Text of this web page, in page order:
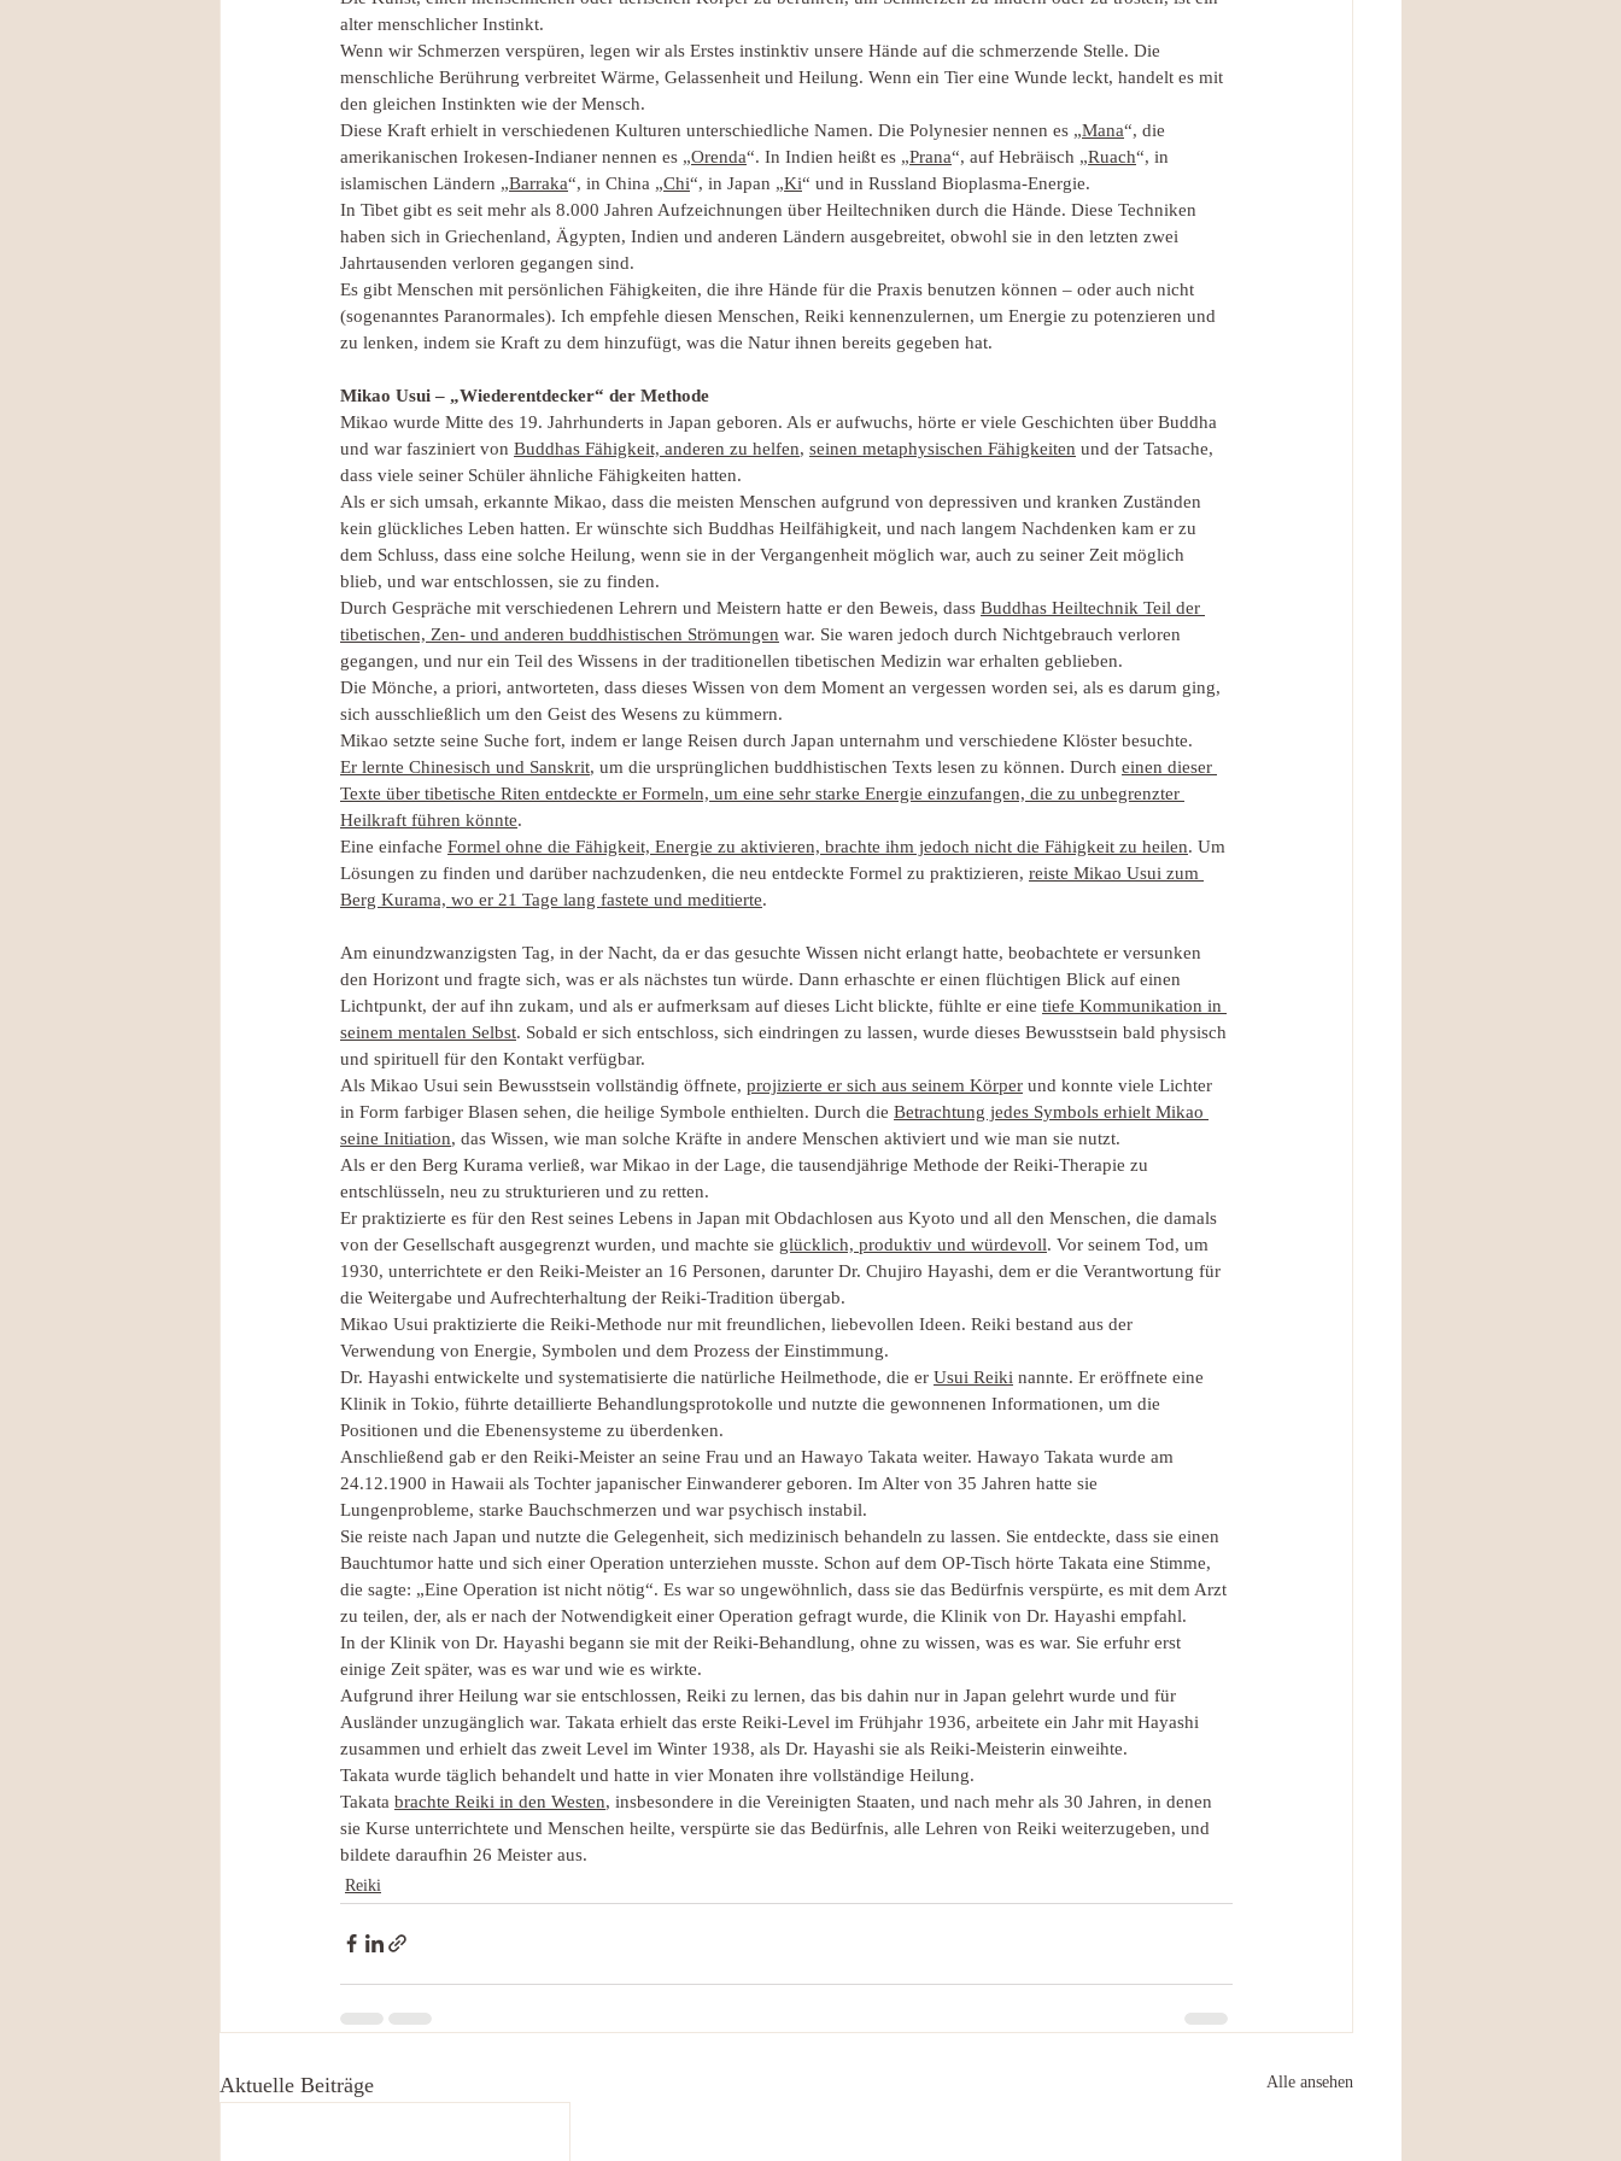
alter menschlicher Instinkt.
Wenn wir Schmerzen verspüren, legen wir als Erstes instinktiv unsere Hände auf die schmerzende Stelle. Die
menschliche Berührung verbreitet Wärme, Gelassenheit und Heilung. Wenn ein Tier eine Wunde leckt, handelt es mit
den gleichen Instinkten wie der Mensch.
Diese Kraft erhielt in verschiedenen Kulturen unterschiedliche Namen. Die Polynesier nennen es „Mana“, die
amerikanischen Irokesen-Indianer nennen es „Orenda“. In Indien heißt es „Prana“, auf Hebräisch „Ruach“, in
islamischen Ländern „Barraka“, in China „Chi“, in Japan „Ki“ und in Russland Bioplasma-Energie.
In Tibet gibt es seit mehr als 8.000 Jahren Aufzeichnungen über Heiltechniken durch die Hände. Diese Techniken
haben sich in Griechenland, Ägypten, Indien und anderen Ländern ausgebreitet, obwohl sie in den letzten zwei
Jahrtausenden verloren gegangen sind.
Es gibt Menschen mit persönlichen Fähigkeiten, die ihre Hände für die Praxis benutzen können – oder auch nicht
(sogenanntes Paranormales). Ich empfehle diesen Menschen, Reiki kennenzulernen, um Energie zu potenzieren und
zu lenken, indem sie Kraft zu dem hinzufügt, was die Natur ihnen bereits gegeben hat.
Mikao Usui – „Wiederentdecker“ der Methode
Mikao wurde Mitte des 19. Jahrhunderts in Japan geboren. Als er aufwuchs, hörte er viele Geschichten über Buddha
und war fasziniert von Buddhas Fähigkeit, anderen zu helfen, seinen metaphysischen Fähigkeiten und der Tatsache,
dass viele seiner Schüler ähnliche Fähigkeiten hatten.
Als er sich umsah, erkannte Mikao, dass die meisten Menschen aufgrund von depressiven und kranken Zuständen
kein glückliches Leben hatten. Er wünschte sich Buddhas Heilfähigkeit, und nach langem Nachdenken kam er zu
dem Schluss, dass eine solche Heilung, wenn sie in der Vergangenheit möglich war, auch zu seiner Zeit möglich
blieb, und war entschlossen, sie zu finden.
Durch Gespräche mit verschiedenen Lehrern und Meistern hatte er den Beweis, dass Buddhas Heiltechnik Teil der
tibetischen, Zen- und anderen buddhistischen Strömungen war. Sie waren jedoch durch Nichtgebrauch verloren
gegangen, und nur ein Teil des Wissens in der traditionellen tibetischen Medizin war erhalten geblieben.
Die Mönche, a priori, antworteten, dass dieses Wissen von dem Moment an vergessen worden sei, als es darum ging,
sich ausschließlich um den Geist des Wesens zu kümmern.
Mikao setzte seine Suche fort, indem er lange Reisen durch Japan unternahm und verschiedene Klöster besuchte.
Er lernte Chinesisch und Sanskrit, um die ursprünglichen buddhistischen Texts lesen zu können. Durch einen dieser
Texte über tibetische Riten entdeckte er Formeln, um eine sehr starke Energie einzufangen, die zu unbegrenzter
Heilkraft führen könnte.
Eine einfache Formel ohne die Fähigkeit, Energie zu aktivieren, brachte ihm jedoch nicht die Fähigkeit zu heilen. Um
Lösungen zu finden und darüber nachzudenken, die neu entdeckte Formel zu praktizieren, reiste Mikao Usui zum
Berg Kurama, wo er 21 Tage lang fastete und meditierte.
Am einundzwanzigsten Tag, in der Nacht, da er das gesuchte Wissen nicht erlangt hatte, beobachtete er versunken
den Horizont und fragte sich, was er als nächstes tun würde. Dann erhaschte er einen flüchtigen Blick auf einen
Lichtpunkt, der auf ihn zukam, und als er aufmerksam auf dieses Licht blickte, fühlte er eine tiefe Kommunikation in
seinem mentalen Selbst. Sobald er sich entschloss, sich eindringen zu lassen, wurde dieses Bewusstsein bald physisch
und spirituell für den Kontakt verfügbar.
Als Mikao Usui sein Bewusstsein vollständig öffnete, projizierte er sich aus seinem Körper und konnte viele Lichter
in Form farbiger Blasen sehen, die heilige Symbole enthielten. Durch die Betrachtung jedes Symbols erhielt Mikao
seine Initiation, das Wissen, wie man solche Kräfte in andere Menschen aktiviert und wie man sie nutzt.
Als er den Berg Kurama verließ, war Mikao in der Lage, die tausendjährige Methode der Reiki-Therapie zu
entschlüsseln, neu zu strukturieren und zu retten.
Er praktizierte es für den Rest seines Lebens in Japan mit Obdachlosen aus Kyoto und all den Menschen, die damals
von der Gesellschaft ausgegrenzt wurden, und machte sie glücklich, produktiv und würdevoll. Vor seinem Tod, um
1930, unterrichtete er den Reiki-Meister an 16 Personen, darunter Dr. Chujiro Hayashi, dem er die Verantwortung für
die Weitergabe und Aufrechterhaltung der Reiki-Tradition übergab.
Mikao Usui praktizierte die Reiki-Methode nur mit freundlichen, liebevollen Ideen. Reiki bestand aus der
Verwendung von Energie, Symbolen und dem Prozess der Einstimmung.
Dr. Hayashi entwickelte und systematisierte die natürliche Heilmethode, die er Usui Reiki nannte. Er eröffnete eine
Klinik in Tokio, führte detaillierte Behandlungsprotokolle und nutzte die gewonnenen Informationen, um die
Positionen und die Ebenensysteme zu überdenken.
Anschließend gab er den Reiki-Meister an seine Frau und an Hawayo Takata weiter. Hawayo Takata wurde am
24.12.1900 in Hawaii als Tochter japanischer Einwanderer geboren. Im Alter von 35 Jahren hatte sie
Lungenprobleme, starke Bauchschmerzen und war psychisch instabil.
Sie reiste nach Japan und nutzte die Gelegenheit, sich medizinisch behandeln zu lassen. Sie entdeckte, dass sie einen
Bauchtumor hatte und sich einer Operation unterziehen musste. Schon auf dem OP-Tisch hörte Takata eine Stimme,
die sagte: „Eine Operation ist nicht nötig“. Es war so ungewöhnlich, dass sie das Bedürfnis verspürte, es mit dem Arzt
zu teilen, der, als er nach der Notwendigkeit einer Operation gefragt wurde, die Klinik von Dr. Hayashi empfahl.
In der Klinik von Dr. Hayashi begann sie mit der Reiki-Behandlung, ohne zu wissen, was es war. Sie erfuhr erst
einige Zeit später, was es war und wie es wirkte.
Aufgrund ihrer Heilung war sie entschlossen, Reiki zu lernen, das bis dahin nur in Japan gelehrt wurde und für
Ausländer unzugänglich war. Takata erhielt das erste Reiki-Level im Frühjahr 1936, arbeitete ein Jahr mit Hayashi
zusammen und erhielt das zweit Level im Winter 1938, als Dr. Hayashi sie als Reiki-Meisterin einweihte.
Takata wurde täglich behandelt und hatte in vier Monaten ihre vollständige Heilung.
Takata brachte Reiki in den Westen, insbesondere in die Vereinigten Staaten, und nach mehr als 30 Jahren, in denen
sie Kurse unterrichtete und Menschen heilte, verspürte sie das Bedürfnis, alle Lehren von Reiki weiterzugeben, und
bildete daraufhin 26 Meister aus.
Reiki
Aktuelle Beiträge Alle ansehen